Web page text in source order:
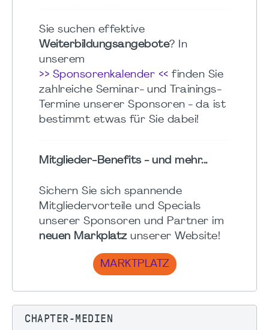
Sie suchen effektive
Weiterbildungsangebote? In
unserem
>> Sponsorenkalender << finden Sie
zahlreiche Seminar- und Trainings-
Termine unserer Sponsoren - da ist
bestimmt etwas für Sie dabei!
Mitglieder-Benefits - und mehr...
Sichern Sie sich spannende
Mitgliedervorteile und Specials
unserer Sponsoren und Partner im
neuen Markplatzunserer Website!
MARKTPLATZ
CHAPTER-MEDIEN